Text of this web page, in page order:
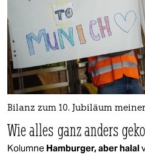
Bilanz zum 10. Jubiläum
Wie alles ganz anders
Kolumne Hamburger, aber halal